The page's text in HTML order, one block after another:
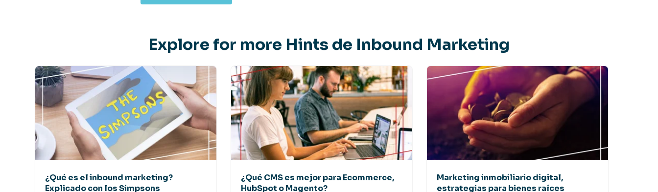
Explore for more Hints de Inbound Marketing
¿Qué es el inbound marketing?
Explicado con los Simpsons
¿Qué CMS es mejor para Ecommerce,
HubSpot o Magento?
Marketing inmobiliario digital,
estrategias para bienes raíces